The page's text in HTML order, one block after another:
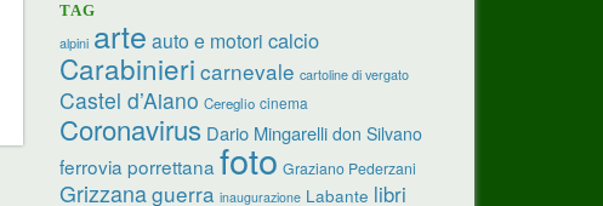
TAG
alpini arte auto e motori calcio
Carabinieri carnevale cartoline di vergato
Castel d’Aiano Cereglio cinema
Coronavirus Dario Mingarelli don Silvano
ferrovia porrettana foto Graziano Pederzani
Grizzanaguerra inaugurazione Labante libri